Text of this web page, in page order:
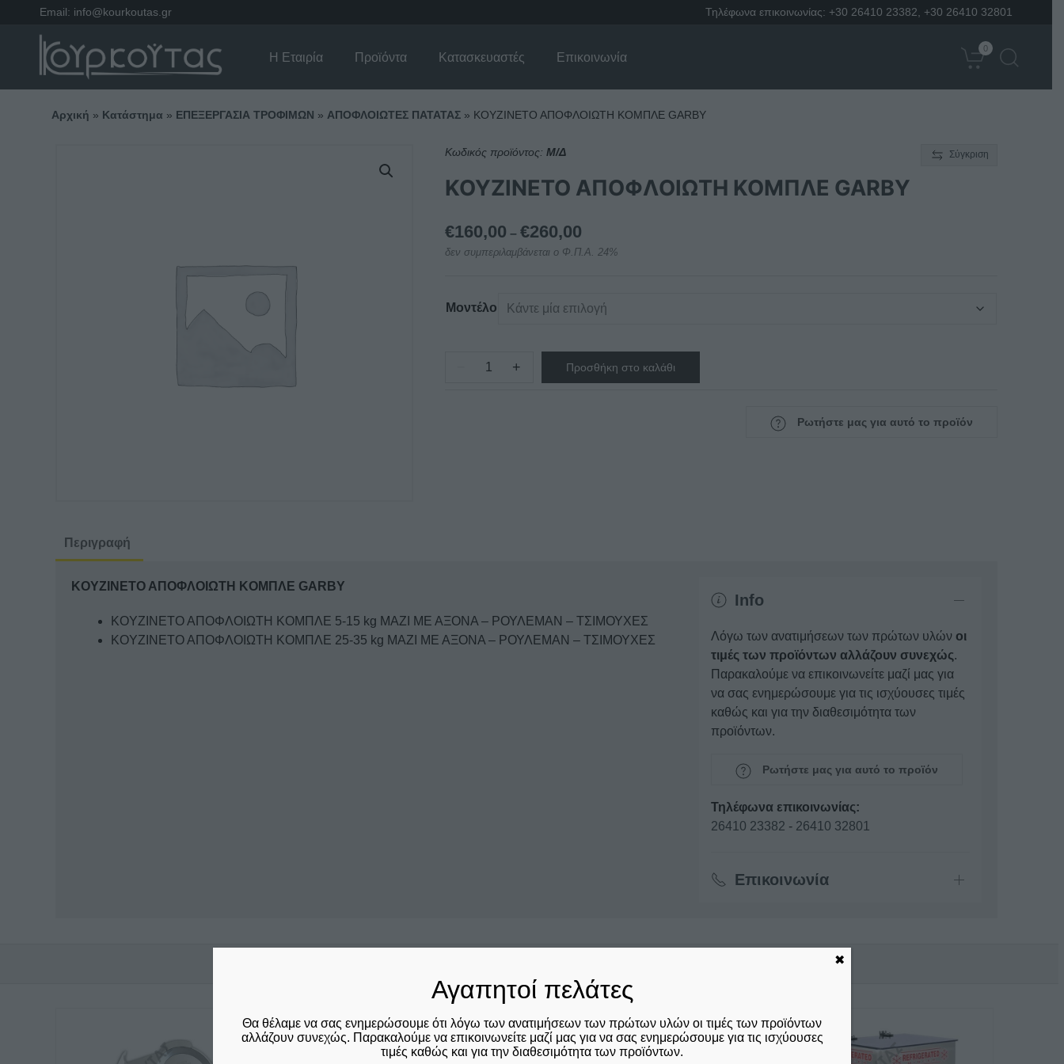
Email: info@kourkoutas.gr Τηλέφωνα επικοινωνίας: +30 26410 23382 +30 26410 32801
Η Εταιρία Προϊόντα Κατασκευαστές Επικοινωνία
0
Αρχική » Κατάστημα » ΕΠΕΞΕΡΓΑΣΙΑ ΤΡΟΦΙΜΩΝ » ΑΠΟΦΛΟΙΩΤΕΣ ΠΑΤΑΤΑΣ» KOYZINETO AΠOΦΛOIΩTH KOMΠΛE GARBY
Κωδικός προϊόντος: Μ/Δ Σύγκριση
KOYZINETO AΠOΦΛOIΩTH KOMΠΛE GARBY
€160,00 – €260,00Price
range:
€260,00
δεν συμπεριλαμβάνεται ο Φ.Π.Α. 24%
Μοντέλο
KOYZINETO+ Προσθήκη στο καλάθι
Ρωτήστε μας για αυτό το προϊόν
Περιγραφή
KOYZINETO AΠOΦΛOIΩTH KOMΠΛE GARBY
KOYZINETO AΠOΦΛOIΩTH KOMΠΛE 5-15 kg ΜΑΖΙ ΜΕ ΑΞΟΝΑ – ΡΟΥΛΕΜΑΝ – TΣΙΜΟΥΧΕΣ
KOYZINETO AΠOΦΛOIΩTH KOMΠΛE 25-35 kg ΜΑΖΙ ΜΕ ΑΞΟΝΑ – ΡΟΥΛΕΜΑΝ – TΣΙΜΟΥΧΕΣ
Info
Λόγω των ανατιμήσεων των πρώτων υλών οι
τιμές των προϊόντων αλλάζουν συνεχώς.
Παρακαλούμε να επικοινωνείτε μαζί μας για
να σας ενημερώσουμε για τις ισχύουσες τιμές
καθώς και για την διαθεσιμότητα των
προϊόντων.
Ρωτήστε μας για αυτό το προϊόν
Τηλέφωνα επικοινωνίας:
26410 23382 - 26410 32801
Επικοινωνία
Αυτό
το
προϊόν
Αγαπητοί πελάτες
Θα θέλαμε να σας ενημερώσουμε ότι λόγω των ανατιμήσεων των πρώτων υλών οι τιμές των προϊόντων
αλλάζουν συνεχώς. Παρακαλούμε να επικοινωνείτε μαζί μας για να σας ενημερώσουμε για τις ισχύουσες
τιμές καθώς και για την διαθεσιμότητα των προϊόντων.
✖